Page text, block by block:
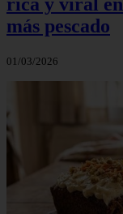
más pescado
01/03/2026